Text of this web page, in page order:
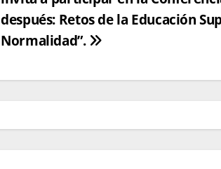
después: Retos de la Educación
Normalidad”.